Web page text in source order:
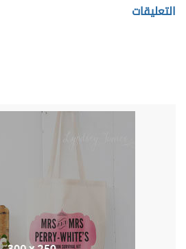
التعليقات